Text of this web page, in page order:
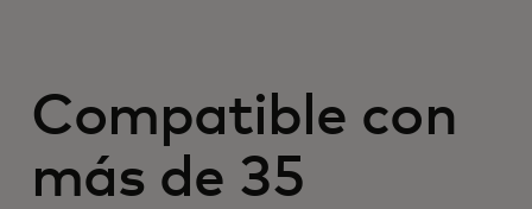
Compatible con
más de 35